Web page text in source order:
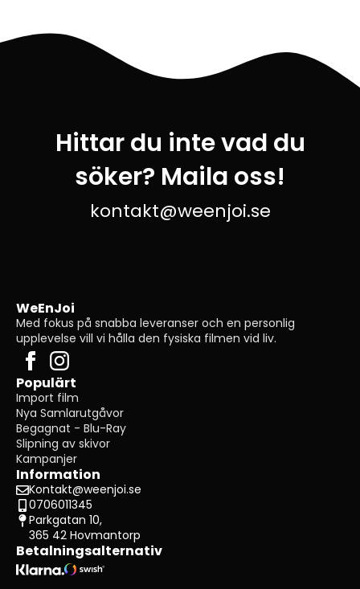
Hittar du inte vad du
söker? Maila oss!
kontakt@weenjoi.se
WeEnJoi
Med fokus på snabba leveranser och en personlig
upplevelse vill vi hålla den fysiska filmen vid liv.
Populärt
Import film
Nya Samlarutgåvor
Begagnat - Blu-Ray
Slipning av skivor
Kampanjer
Information
Kontakt@weenjoi.se
0706011345
Parkgatan 10,
365 42 Hovmantorp
Betalningsalternativ